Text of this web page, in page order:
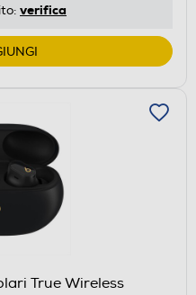
verifica
True Wireless